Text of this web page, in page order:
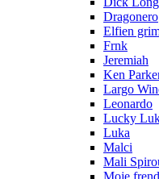
Dragonero
Elfien
Frnk
Jeremiah
Ken
Largo
Leonardo
Lucky
Luka
Malci
Mali
Moje